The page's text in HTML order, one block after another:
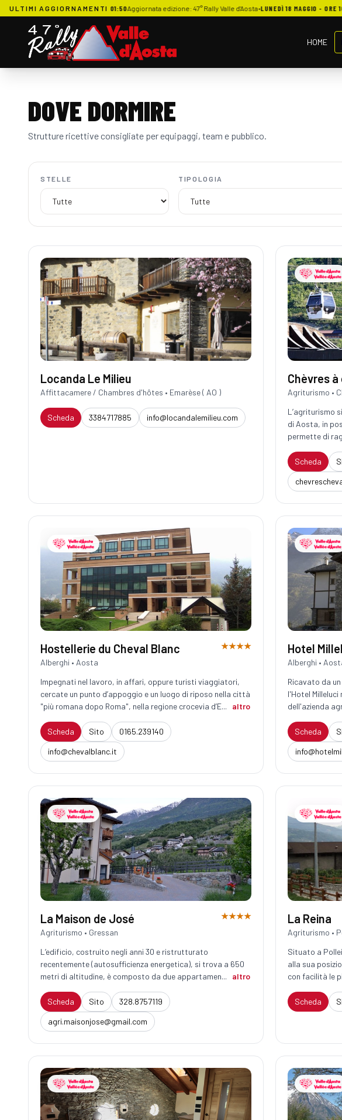
ULTIMI AGGIORNAMENTI
MAGGIO - ORE 01:50Aggiornata edizione: 47° Rally Valle d'Aosta•LUNEDÌ 18 MAGGIO - ORE 16:19Pubblicata
HOME
DOVE DORMIRE
Strutture ricettive consigliate per equipaggi, team e pubblico.
STELLE TIPOLOGIA
Locanda Le Milieu
Affittacamere / Chambres d'hôtes • Emarèse ( AO )
Scheda 3384717885 info@locandalemilieu.com
Chèvres
Agriturismo •
L’agriturismo
di Aosta, in
permette di
Scheda
Hostellerie du Cheval Blanc
Alberghi • Aosta
★★★★
Impegnati nel lavoro, in affari, oppure turisti viaggiatori,
cercate un punto d’appoggio e un luogo di riposo nella città
"più romana dopo Roma", nella regione crocevia d’E...
altro
Scheda Sito
0165.239140
info@chevalblanc.it
Hotel
Alberghi •
Ricavato da
l'Hotel
dell'azienda
Scheda
La Maison de José
Agriturismo • Gressan
★★★★
L’edificio, costruito negli anni 30 e ristrutturato
recentemente (autosufficienza energetica), si trova a 650
metri di altitudine, è composto da due appartamen...
altro
Scheda Sito
328.8757119
agri.maisonjose@gmail.com
La Reina
Agriturismo •
Situato a
alla sua
con facilità le
Scheda